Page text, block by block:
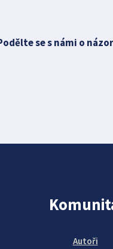
se s námi o
Autoři